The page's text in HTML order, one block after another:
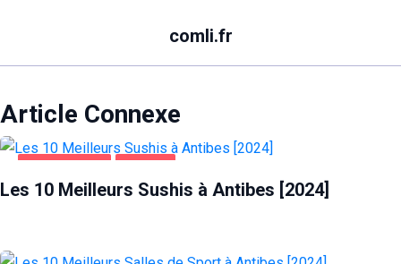
comli.fr
Article Connexe
ALIMENTATION ANTIBES
Les 10 Meilleurs Sushis à Antibes [2024]